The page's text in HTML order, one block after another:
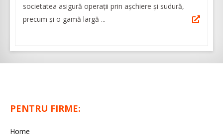
societatea asigură operații prin așchiere și sudură,
precum și o gamă largă ...
PENTRU FIRME:
Home